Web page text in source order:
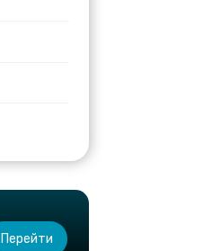
Перейти